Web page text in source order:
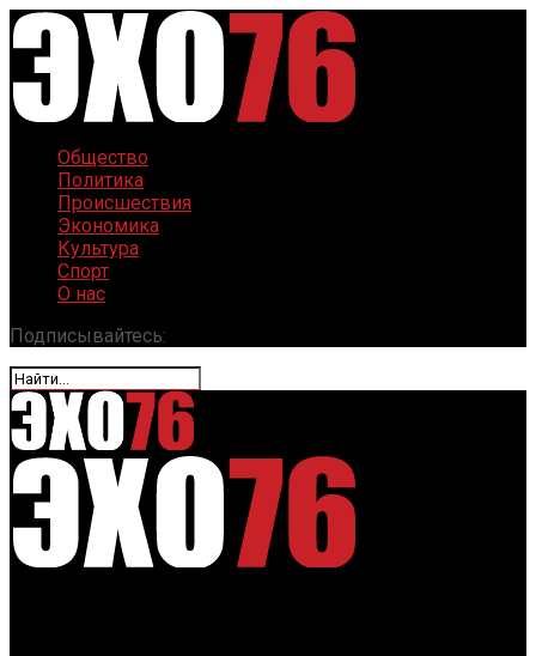
Общество
Политика
Происшествия
Экономика
Культура
Спорт
О нас
Подписывайтесь: